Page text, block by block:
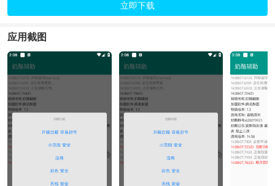
立即下载
应用截图